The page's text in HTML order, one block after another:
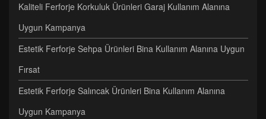
Kaliteli Ferforje Korkuluk Ürünleri Garaj Kullanım Alanına
Uygun Kampanya
Estetik Ferforje Sehpa Ürünleri Bina Kullanım Alanına Uygun
Fırsat
Estetik Ferforje Salıncak Ürünleri Bina Kullanım Alanına
Uygun Kampanya